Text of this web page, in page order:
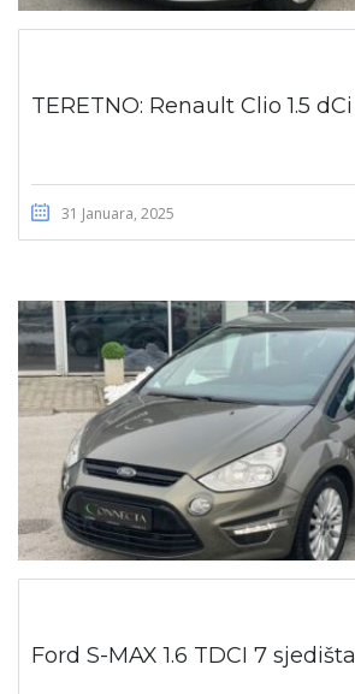
TERETNO: Renault Clio 1.5 dCi
31 Januara, 2025
Ford S-MAX 1.6 TDCI 7 sjedišta